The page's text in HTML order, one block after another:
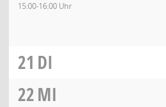
15:00-16:00 Uhr
21 DI
22MI